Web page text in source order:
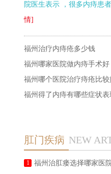
院医生表示 ，很多内痔患
情]
福州治疗内痔疮多少钱
福州哪家医院做内痔手术好
福州哪个医院治疗痔疮比较
福州得了内痔有哪些症状表
肛门疾病 NEW
1 福州治肛瘘选择哪家医